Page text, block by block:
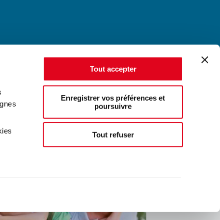
Tout accepter
Enregistrer vos préférences et
poursuivre
Tout refuser